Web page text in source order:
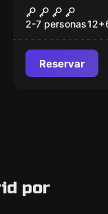
Nuevo
Siltobark:
oriente
2-7 personas12+
Reservar
por